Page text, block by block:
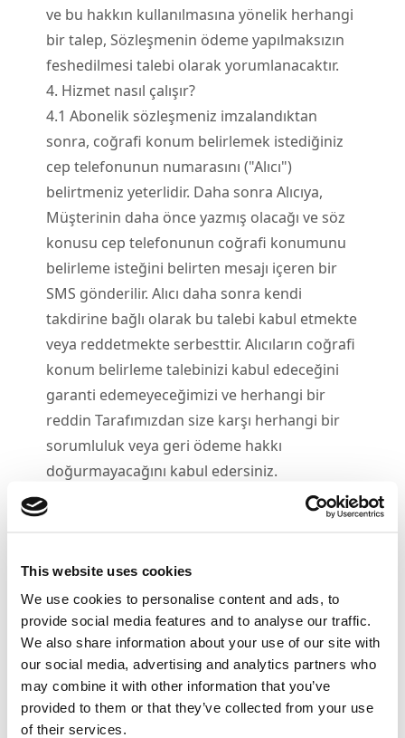
This website uses cookies
We use cookies to personalise content and ads, to
provide social media features and to analyse our traffic.
We also share information about your use of our site with
our social media, advertising and analytics partners who
may combine it with other information that you’ve
provided to them or that they’ve collected from your use
of their services.
ve bu hakkın kullanılmasına yönelik herhangi
bir talep, Sözleşmenin ödeme yapılmaksızın
feshedilmesi talebi olarak yorumlanacaktır.
4. Hizmet nasıl çalışır?
4.1 Abonelik sözleşmeniz imzalandıktan
sonra, coğrafi konum belirlemek istediğiniz
cep telefonunun numarasını ("Alıcı")
belirtmeniz yeterlidir. Daha sonra Alıcıya,
Müşterinin daha önce yazmış olacağı ve söz
konusu cep telefonunun coğrafi konumunu
belirleme isteğini belirten mesajı içeren bir
SMS gönderilir. Alıcı daha sonra kendi
takdirine bağlı olarak bu talebi kabul etmekte
veya reddetmekte serbesttir. Alıcıların coğrafi
konum belirleme talebinizi kabul edeceğini
garanti edemeyeceğimizi ve herhangi bir
reddin Tarafımızdan size karşı herhangi bir
sorumluluk veya geri ödeme hakkı
doğurmayacağını kabul edersiniz.
4.
4.3Yapamazsınız:
Site veya Hizmetimizdeki materyalin
tamamını veya bir kısmını satmak,
kopyalamak, kiralamak, ödünç vermek,
dağıtmak, devretmek veya lisanslamak için
Siteyi yasa dışı bir şekilde veya bu Koşullara
aykırı olarak kullanmak veya Sistemlerimize